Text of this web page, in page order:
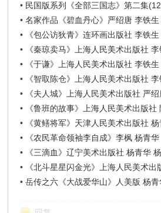
• 民国版系列《全部三国志》第二集
•名家作品《碧血丹心》严绍唐 李铁生
•
《包公访狄青》连环画出版社 李铁
•
《秦琼卖马》上海人民美术出版社
•
《于谦》上海人民美术出版社 李铁
•
《智取陈仓》上海人民美术出版社
•
《夫人城》上海人民美术出版社 严
•
《鲁班的故事》上海人民美术出版社
•
《黄鳝将军》天津人民美术出版社
•
《农民革命领袖李自成》李枫 杨青华
•
《三滴血》辽宁美术出版社 杨青华
•
《北斗星星闪金光》上海人民美术
•岳传之六《大战爱华山》人美版 杨青